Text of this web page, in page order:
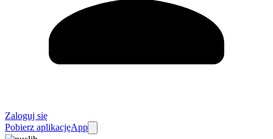
Zaloguj się
Pobierz aplikacjęApp